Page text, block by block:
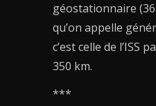
géostationnaire
qu’on appelle
c’est celle de l’ISS
350 km.
***